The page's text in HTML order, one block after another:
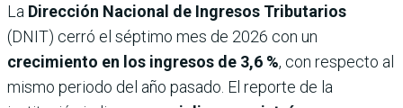
La Dirección Nacional de Ingresos Tributarios
(DNIT) cerró el séptimo mes de 2026 con un
crecimiento en los ingresos de 3,6 %, con respecto al
mismo periodo del año pasado. El reporte de la